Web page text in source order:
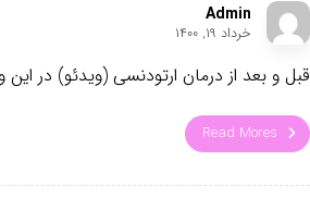
Admin
خرداد ۱۹, ۱۴۰۰
قبل و بعد از درمان ارتودنسی (ویدئو) در
Read Mores